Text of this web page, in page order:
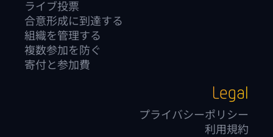
ライブ投票
合意形成に到達する
組織を管理する
複数参加を防ぐ
寄付と参加費
Legal
プライバシーポリシー
利用規約